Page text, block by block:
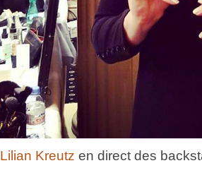
Lilian Kreutz en direct des